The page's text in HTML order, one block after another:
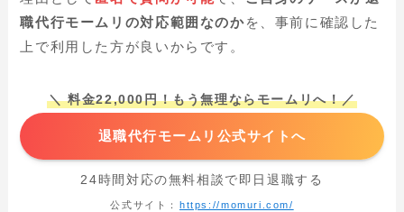
職代行モームリの対応範囲なのかを、事前に確認した
上で利用した方が良いからです。
＼ 料金22,000円！もう無理ならモームリへ！／
退職代行モームリ公式サイトへ
24時間対応の無料相談で即日退職する
公式サイト： https://momuri.com/